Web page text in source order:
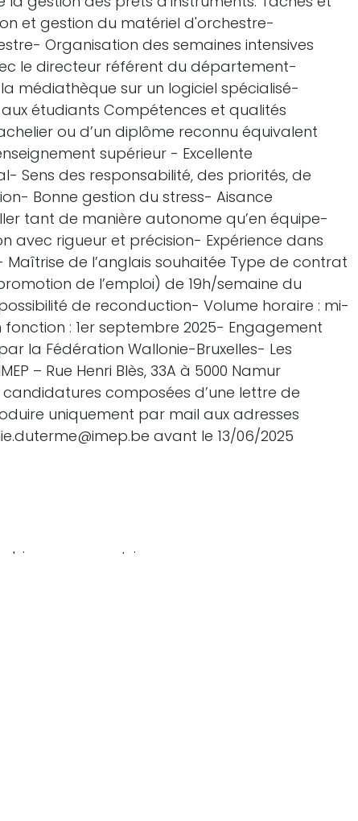
et gestion du matériel d'orchestre-
Organisation des semaines intensives
le directeur référent du département-
médiathèque sur un logiciel spécialisé-
étudiants Compétences et qualités
ou d’un diplôme reconnu équivalent
supérieur - Excellente
Sens des responsabilité, des priorités, de
Bonne gestion du stress- Aisance
tant de manière autonome qu’en équipe-
avec rigueur et précision- Expérience dans
de l’anglais souhaitée Type de contrat
de l’emploi) de 19h/semaine du
de reconduction- Volume horaire : mi-
: 1er septembre 2025- Engagement
la Fédération Wallonie-Bruxelles- Les
– Rue Henri Blès, 33A à 5000 Namur
composées d’une lettre de
uniquement par mail aux adresses
avant le 13/06/2025
laisser un commentaire.